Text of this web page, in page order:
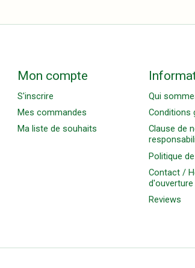
Mon compte
S'inscrire
Mes commandes
Ma liste de souhaits
Qui
Conditions
Clause de
Politique
Contact /
d'ouverture
Reviews